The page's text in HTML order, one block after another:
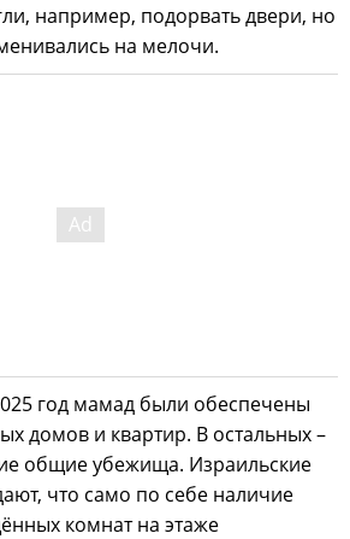
например, подорвать двери, но
на мелочи.
год мамад были обеспечены
домов и квартир. В остальных –
общие убежища. Израильские
что само по себе наличие
комнат на этаже